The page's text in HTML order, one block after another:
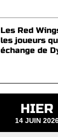
Les Red
les joueurs
échange de
HIER
14 JUIN